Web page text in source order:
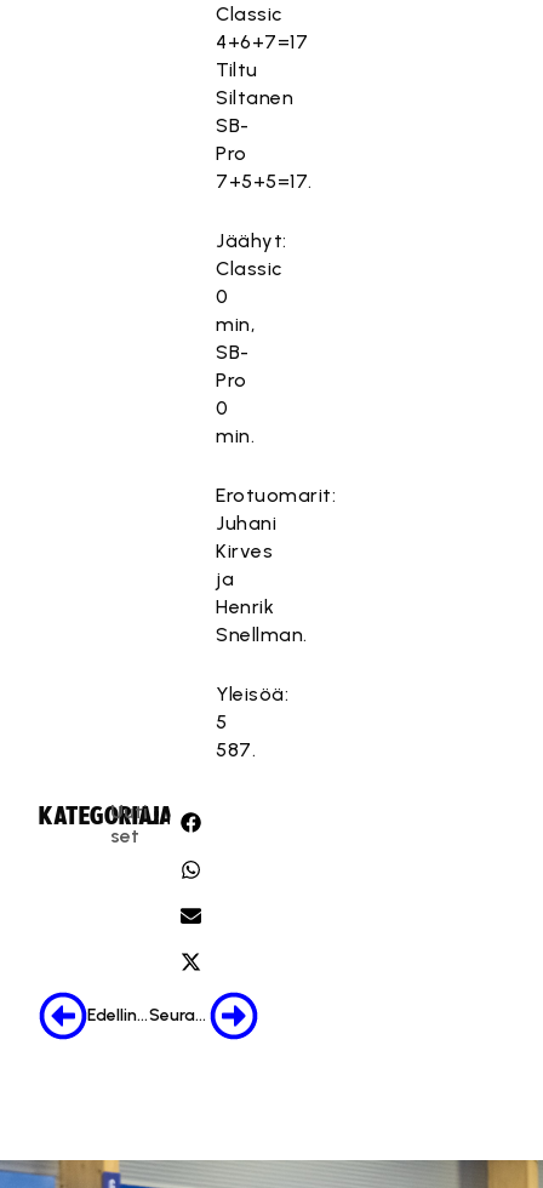
Classic
4+6+7=17
Tiltu
Siltanen
SB-
Pro
7+5+5=17.
Jäähyt:
Classic
0
min,
SB-
Pro
0
min.
Erotuomarit:
Juhani
Kirves
ja
Henrik
Snellman.
Yleisöä:
5
587.
KATEGORIA:
Uuti
set
JAA:
Edellinen Seuraava